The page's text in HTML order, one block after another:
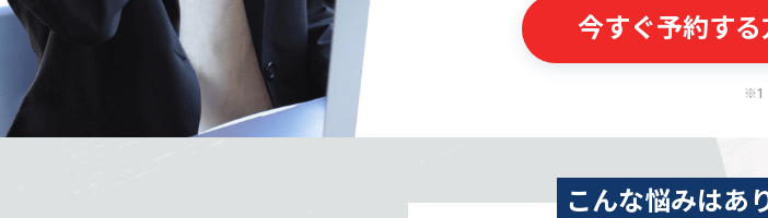
今すぐ予約する
※1
こんな悩みはあ